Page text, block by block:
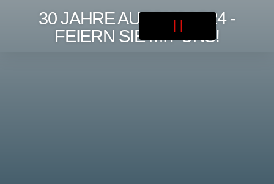
30 JAHRE AUTOHAAS24 -
FEIERN SIE MIT UNS!